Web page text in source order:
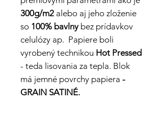
300g/m2 alebo aj jeho zloženie
so 100% bavlnybez prídavkov
celulózy ap. Papiere boli
vyrobený technikou Hot Pressed
- teda lisovania za tepla. Blok
má jemné povrchy papiera -
GRAIN SATINÉ.